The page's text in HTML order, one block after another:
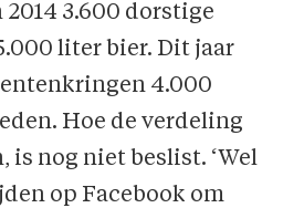
3.600 dorstige
liter bier. Dit jaar
4.000
Hoe de verdeling
is nog niet beslist. ‘Wel
op Facebook om